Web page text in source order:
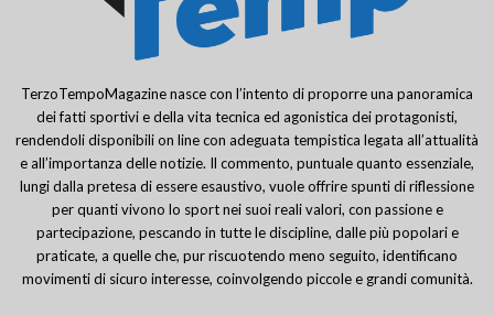
TerzoTempoMagazine nasce con l’intento di proporre una panoramica
dei fatti sportivi e della vita tecnica ed agonistica dei protagonisti,
rendendoli disponibili on line con adeguata tempistica legata all’attualità
e all’importanza delle notizie. Il commento, puntuale quanto essenziale,
lungi dalla pretesa di essere esaustivo, vuole offrire spunti di riflessione
per quanti vivono lo sport nei suoi reali valori, con passione e
partecipazione, pescando in tutte le discipline, dalle più popolari e
praticate, a quelle che, pur riscuotendo meno seguito, identificano
movimenti di sicuro interesse, coinvolgendo piccole e grandi comunità.